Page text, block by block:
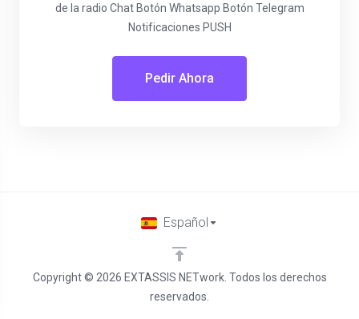
de la radio Chat Botón Whatsapp Botón Telegram
Notificaciones PUSH
Pedir Ahora
Copyright © 2026 EXTASSIS NETwork. Todos los derechos
reservados.
Español